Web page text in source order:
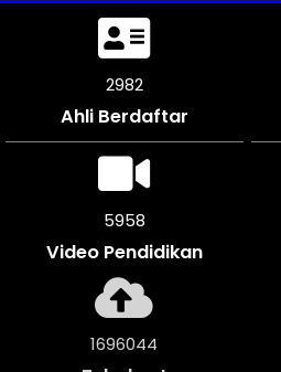
3273
Ahli Berdaftar
6540
Video Pendidikan
1861720